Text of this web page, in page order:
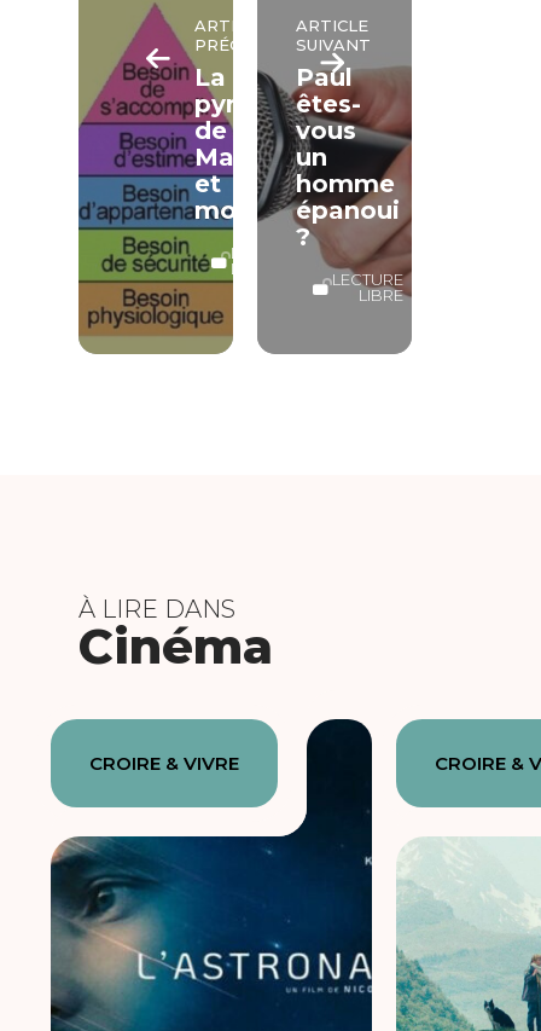
ARTICLE
PRÉCÉDENT
La
pyramide
de
Maslow
et
moi
LECTURE
LIBRE
ARTICLE
SUIVANT
Paul
êtes-
vous
un
homme
épanoui
?
LECTURE
LIBRE
À LIRE DANS
Cinéma
CROIRE & VIVRE CROIRE &